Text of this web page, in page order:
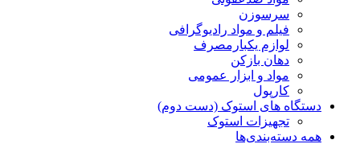
سرسوزن
فیلم و مواد رادیوگرافی
لوازم یکبارمصرف
دهان بازکن
مواد و ابزار عمومی
کارپول
دستگاه های استوک (دست دوم)
تجهیزات استوک
همه دسته‌بندی‌ها